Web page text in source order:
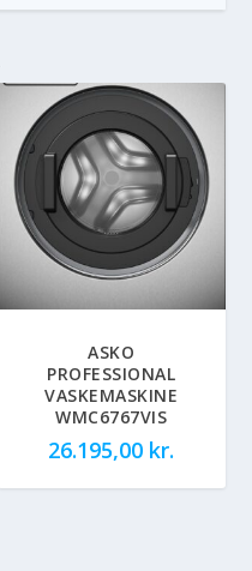
ASKO
PROFESSIONAL
VASKEMASKINE
WMC6767VIS
26.195,00 kr.